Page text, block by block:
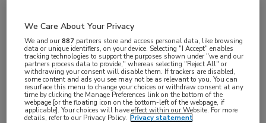
BRANCHE
Instelling/tehuis
AANSTELLING
Vaste aanstelling
PLAATSINGSDATUM
31 augustus 2025
We Care About Your Privacy
We and our887 partners store and access personal data, like browsing
data or unique identifiers, on your device. Selecting "I Accept" enables
tracking technologies to support the purposes shown under "we and our
partners process data to provide," whereas selecting "Reject All" or
withdrawing your consent will disable them. If trackers are disabled,
some content and ads you see may not be as relevant to you. You can
resurface this menu to change your choices or withdraw consent at any
time by clicking the Manage Preferences link on the bottom of the
webpage [or the floating icon on the bottom-left of the webpage, if
applicable]. Your choices will have effect within our Website. For more
details, refer to our Privacy Policy. Privacy statement